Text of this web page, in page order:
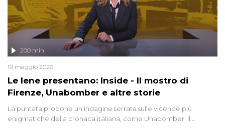
Le Iene presentano: Inside - Il mostro di
Firenze, Unabomber e altre storie
200 min
19 maggio 2026
La puntata propone un'indagine serrata sulle vicende più
enigmatiche della cronaca italiana, come Unabomber: il